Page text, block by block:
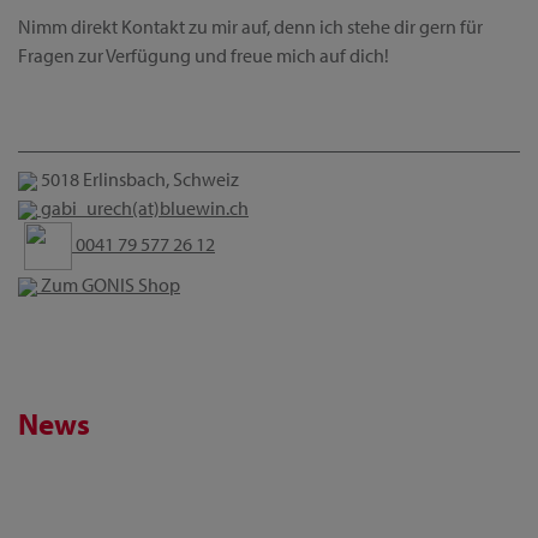
Nimm direkt Kontakt zu mir auf, denn ich stehe dir gern für
Fragen zur Verfügung und freue mich auf dich!
5018 Erlinsbach, Schweiz
gabi_urech(at)bluewin.ch
0041 79 577 26 12
Zum GONIS Shop
News